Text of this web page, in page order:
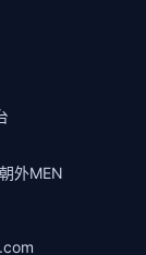
外MEN